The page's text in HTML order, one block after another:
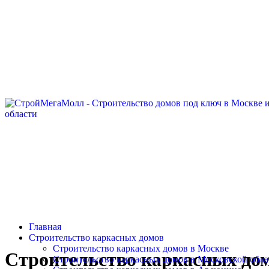
Главная
Строительство каркасных домов
Строительство каркасных домов в Москве
Строительство каркасных домов в Московской
Строительство каркасных